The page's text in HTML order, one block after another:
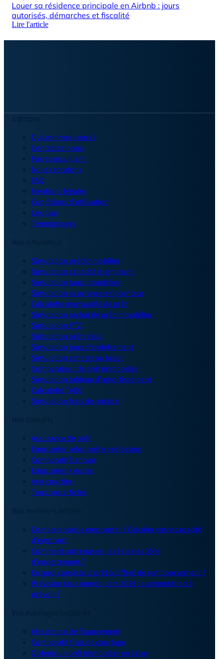
Louer sa résidence principale en Airbnb : jours
autorisés, démarches et fiscalité
Lire l'article
Qui sommes-nous ?
Contactez-nous
Parrainez un ami
Nous recrutons
FAQ
Mentions légales
Conditions d'utilisation
Lexique
Témoignages
Simulation prêt immobilier
Simulation capacité d'emprunt
Simulation taux immobilier
Simulation assurance emprunteur
Calculette mensualité de prêt
Simulation rachat de prêt immobilier
Simulation PTZ
Simulation prêt relais
Simulation taux d'endettement
Simulation acheter ou louer
Comparateur de prêt immobilier
Simulation tableau d'amortissement
Calculette TAEG
Simulation frais de notaire
Assurance de prêt
Emprunter selon votre profession
Comparatif banque
Emprunter X euros
Avis courtier
Tous nos articles
Combien puis je emprunter ? Calculer votre capacité
d'emprunt
Comment outrepasser la règle des 35%
d'endettement ?
En quoi consiste le prêt à différé de remboursement ?
Prévision taux immobiliers 2026 : augmentation à
prévoir ?
Attestation de financement
Comparatif frais de courtage
Obtenir un prêt immobilier en ligne